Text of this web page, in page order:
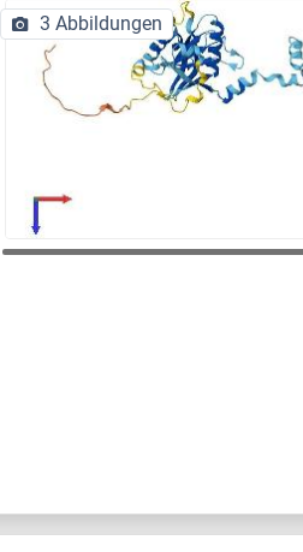
3 Abbildungen